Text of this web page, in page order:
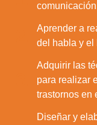
Aprender a
del habla y el
Adquirir las
para realizar
trastornos en
Diseñar y